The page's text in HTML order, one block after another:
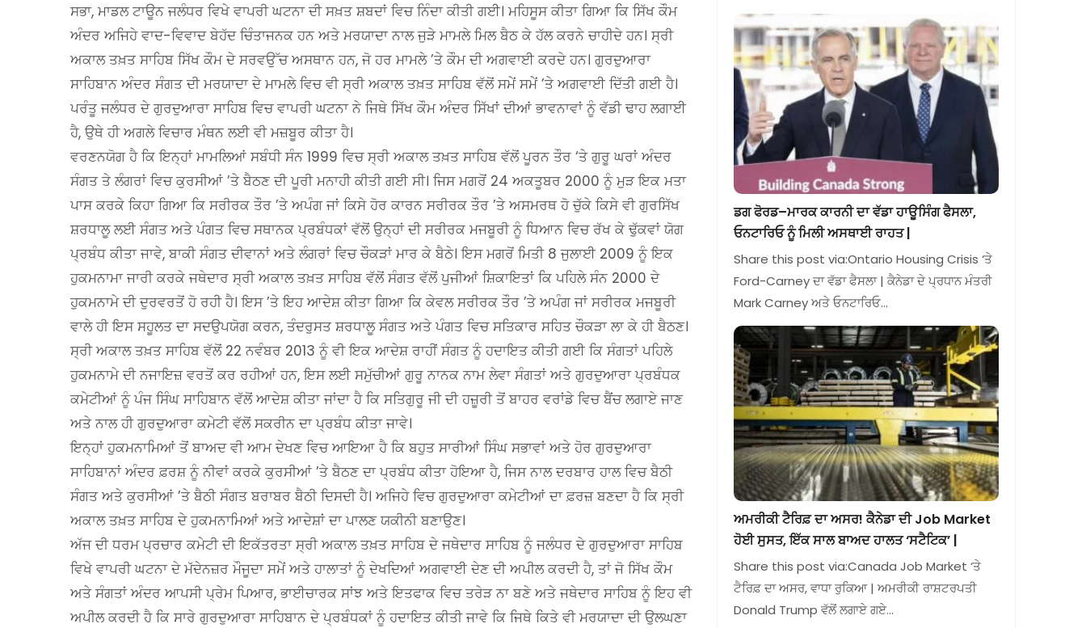
ਸਭਾ, ਮਾਡਲ ਟਾਊਨ ਜਲੰਧਰ ਵਿਖੇ ਵਾਪਰੀ ਘਟਨਾ ਦੀ ਸਖ਼ਤ ਸ਼ਬਦਾਂ ਵਿਚ ਨਿੰਦਾ ਕੀਤੀ ਗਈ। ਮਹਿਸੂਸ ਕੀਤਾ ਗਿਆ ਕਿ ਸਿੱਖ ਕੌਮ
ਅੰਦਰ ਅਜਿਹੇ ਵਾਦ-ਵਿਵਾਦ ਬੇਹੱਦ ਚਿੰਤਾਜਨਕ ਹਨ ਅਤੇ ਮਰਯਾਦਾ ਨਾਲ ਜੁੜੇ ਮਾਮਲੇ ਮਿਲ ਬੈਠ ਕੇ ਹੱਲ ਕਰਨੇ ਚਾਹੀਦੇ ਹਨ। ਸ੍ਰੀ
ਅਕਾਲ ਤਖ਼ਤ ਸਾਹਿਬ ਸਿੱਖ ਕੌਮ ਦੇ ਸਰਵਉੱਚ ਅਸਥਾਨ ਹਨ, ਜੋ ਹਰ ਮਾਮਲੇ ’ਤੇ ਕੌਮ ਦੀ ਅਗਵਾਈ ਕਰਦੇ ਹਨ। ਗੁਰਦੁਆਰਾ
ਸਾਹਿਬਾਨ ਅੰਦਰ ਸੰਗਤ ਦੀ ਮਰਯਾਦਾ ਦੇ ਮਾਮਲੇ ਵਿਚ ਵੀ ਸ੍ਰੀ ਅਕਾਲ ਤਖ਼ਤ ਸਾਹਿਬ ਵੱਲੋਂ ਸਮੇਂ ਸਮੇਂ ’ਤੇ ਅਗਵਾਈ ਦਿੱਤੀ ਗਈ ਹੈ।
ਪਰੰਤੂ ਜਲੰਧਰ ਦੇ ਗੁਰਦੁਆਰਾ ਸਾਹਿਬ ਵਿਚ ਵਾਪਰੀ ਘਟਨਾ ਨੇ ਜਿਥੇ ਸਿੱਖ ਕੌਮ ਅੰਦਰ ਸਿੱਖਾਂ ਦੀਆਂ ਭਾਵਨਾਵਾਂ ਨੂੰ ਵੱਡੀ ਢਾਹ ਲਗਾਈ
ਹੈ, ਉਥੇ ਹੀ ਅਗਲੇ ਵਿਚਾਰ ਮੰਥਨ ਲਈ ਵੀ ਮਜ਼ਬੂਰ ਕੀਤਾ ਹੈ।
ਵਰਣਨਯੋਗ ਹੈ ਕਿ ਇਨ੍ਹਾਂ ਮਾਮਲਿਆਂ ਸਬੰਧੀ ਸੰਨ 1999 ਵਿਚ ਸ੍ਰੀ ਅਕਾਲ ਤਖ਼ਤ ਸਾਹਿਬ ਵੱਲੋਂ ਪੂਰਨ ਤੌਰ ‘ਤੇ ਗੁਰੂ ਘਰਾਂ ਅੰਦਰ
ਸੰਗਤ ਤੇ ਲੰਗਰਾਂ ਵਿਚ ਕੁਰਸੀਆਂ ’ਤੇ ਬੈਠਣ ਦੀ ਪੂਰੀ ਮਨਾਹੀ ਕੀਤੀ ਗਈ ਸੀ। ਜਿਸ ਮਗਰੋਂ 24 ਅਕਤੂਬਰ 2000 ਨੂੰ ਮੁੜ ਇਕ ਮਤਾ
ਪਾਸ ਕਰਕੇ ਕਿਹਾ ਗਿਆ ਕਿ ਸਰੀਰਕ ਤੌਰ ’ਤੇ ਅਪੰਗ ਜਾਂ ਕਿਸੇ ਹੋਰ ਕਾਰਨ ਸਰੀਰਕ ਤੌਰ ’ਤੇ ਅਸਮਰਥ ਹੋ ਚੁੱਕੇ ਕਿਸੇ ਵੀ ਗੁਰਸਿੱਖ
ਸ਼ਰਧਾਲੂ ਲਈ ਸੰਗਤ ਅਤੇ ਪੰਗਤ ਵਿਚ ਸਥਾਨਕ ਪ੍ਰਬੰਧਕਾਂ ਵੱਲੋਂ ਉਨ੍ਹਾਂ ਦੀ ਸਰੀਰਕ ਮਜਬੂਰੀ ਨੂੰ ਧਿਆਨ ਵਿਚ ਰੱਖ ਕੇ ਢੁੱਕਵਾਂ ਯੋਗ
ਪ੍ਰਬੰਧ ਕੀਤਾ ਜਾਵੇ, ਬਾਕੀ ਸੰਗਤ ਦੀਵਾਨਾਂ ਅਤੇ ਲੰਗਰਾਂ ਵਿਚ ਚੌਕੜਾਂ ਮਾਰ ਕੇ ਬੈਠੇ। ਇਸ ਮਗਰੋਂ ਮਿਤੀ 8 ਜੁਲਾਈ 2009 ਨੂੰ ਇਕ
ਹੁਕਮਨਾਮਾ ਜਾਰੀ ਕਰਕੇ ਜਥੇਦਾਰ ਸ੍ਰੀ ਅਕਾਲ ਤਖ਼ਤ ਸਾਹਿਬ ਵੱਲੋਂ ਸੰਗਤ ਵੱਲੋਂ ਪੁਜੀਆਂ ਸ਼ਿਕਾਇਤਾਂ ਕਿ ਪਹਿਲੇ ਸੰਨ 2000 ਦੇ
ਹੁਕਮਨਾਮੇ ਦੀ ਦੁਰਵਰਤੋਂ ਹੋ ਰਹੀ ਹੈ। ਇਸ ’ਤੇ ਇਹ ਆਦੇਸ਼ ਕੀਤਾ ਗਿਆ ਕਿ ਕੇਵਲ ਸਰੀਰਕ ਤੌਰ ’ਤੇ ਅਪੰਗ ਜਾਂ ਸਰੀਰਕ ਮਜਬੂਰੀ
ਵਾਲੇ ਹੀ ਇਸ ਸਹੂਲਤ ਦਾ ਸਦਉਪਯੋਗ ਕਰਨ, ਤੰਦਰੁਸਤ ਸ਼ਰਧਾਲੂ ਸੰਗਤ ਅਤੇ ਪੰਗਤ ਵਿਚ ਸਤਿਕਾਰ ਸਹਿਤ ਚੌਕੜਾ ਲਾ ਕੇ ਹੀ ਬੈਠਣ।
ਸ੍ਰੀ ਅਕਾਲ ਤਖ਼ਤ ਸਾਹਿਬ ਵੱਲੋਂ 22 ਨਵੰਬਰ 2013 ਨੂੰ ਵੀ ਇਕ ਆਦੇਸ਼ ਰਾਹੀਂ ਸੰਗਤ ਨੂੰ ਹਦਾਇਤ ਕੀਤੀ ਗਈ ਕਿ ਸੰਗਤਾਂ ਪਹਿਲੇ
ਹੁਕਮਨਾਮੇ ਦੀ ਨਜਾਇਜ਼ ਵਰਤੋਂ ਕਰ ਰਹੀਆਂ ਹਨ, ਇਸ ਲਈ ਸਮੁੱਚੀਆਂ ਗੁਰੂ ਨਾਨਕ ਨਾਮ ਲੇਵਾ ਸੰਗਤਾਂ ਅਤੇ ਗੁਰਦੁਆਰਾ ਪ੍ਰਬੰਧਕ
ਕਮੇਟੀਆਂ ਨੂੰ ਪੰਜ ਸਿੰਘ ਸਾਹਿਬਾਨ ਵੱਲੋਂ ਆਦੇਸ਼ ਕੀਤਾ ਜਾਂਦਾ ਹੈ ਕਿ ਸਤਿਗੁਰੂ ਜੀ ਦੀ ਹਜ਼ੂਰੀ ਤੋਂ ਬਾਹਰ ਵਰਾਂਡੇ ਵਿਚ ਬੈਂਚ ਲਗਾਏ ਜਾਣ
ਅਤੇ ਨਾਲ ਹੀ ਗੁਰਦੁਆਰਾ ਕਮੇਟੀ ਵੱਲੋਂ ਸਕਰੀਨ ਦਾ ਪ੍ਰਬੰਧ ਕੀਤਾ ਜਾਵੇ।
ਇਨ੍ਹਾਂ ਹੁਕਮਨਾਮਿਆਂ ਤੋਂ ਬਾਅਦ ਵੀ ਆਮ ਦੇਖਣ ਵਿਚ ਆਇਆ ਹੈ ਕਿ ਬਹੁਤ ਸਾਰੀਆਂ ਸਿੰਘ ਸਭਾਵਾਂ ਅਤੇ ਹੋਰ ਗੁਰਦੁਆਰਾ
ਸਾਹਿਬਾਨਾਂ ਅੰਦਰ ਫ਼ਰਸ਼ ਨੂੰ ਨੀਵਾਂ ਕਰਕੇ ਕੁਰਸੀਆਂ ’ਤੇ ਬੈਠਣ ਦਾ ਪ੍ਰਬੰਧ ਕੀਤਾ ਹੋਇਆ ਹੈ, ਜਿਸ ਨਾਲ ਦਰਬਾਰ ਹਾਲ ਵਿਚ ਬੈਠੀ
ਸੰਗਤ ਅਤੇ ਕੁਰਸੀਆਂ ’ਤੇ ਬੈਠੀ ਸੰਗਤ ਬਰਾਬਰ ਬੈਠੀ ਦਿਸਦੀ ਹੈ। ਅਜਿਹੇ ਵਿਚ ਗੁਰਦੁਆਰਾ ਕਮੇਟੀਆਂ ਦਾ ਫ਼ਰਜ਼ ਬਣਦਾ ਹੈ ਕਿ ਸ੍ਰੀ
ਅਕਾਲ ਤਖ਼ਤ ਸਾਹਿਬ ਦੇ ਹੁਕਮਨਾਮਿਆਂ ਅਤੇ ਆਦੇਸ਼ਾਂ ਦਾ ਪਾਲਣ ਯਕੀਨੀ ਬਣਾਉਣ।
ਅੱਜ ਦੀ ਧਰਮ ਪ੍ਰਚਾਰ ਕਮੇਟੀ ਦੀ ਇਕੱਤਰਤਾ ਸ੍ਰੀ ਅਕਾਲ ਤਖ਼ਤ ਸਾਹਿਬ ਦੇ ਜਥੇਦਾਰ ਸਾਹਿਬ ਨੂੰ ਜਲੰਧਰ ਦੇ ਗੁਰਦੁਆਰਾ ਸਾਹਿਬ
ਵਿਖੇ ਵਾਪਰੀ ਘਟਨਾ ਦੇ ਮੱਦੇਨਜ਼ਰ ਮੌਜੂਦਾ ਸਮੇਂ ਅਤੇ ਹਾਲਾਤਾਂ ਨੂੰ ਦੇਖਦਿਆਂ ਅਗਵਾਈ ਦੇਣ ਦੀ ਅਪੀਲ ਕਰਦੀ ਹੈ, ਤਾਂ ਜੋ ਸਿੱਖ ਕੌਮ
ਅਤੇ ਸੰਗਤਾਂ ਅੰਦਰ ਆਪਸੀ ਪ੍ਰੇਮ ਪਿਆਰ, ਭਾਈਚਾਰਕ ਸਾਂਝ ਅਤੇ ਇਤਫਾਕ ਵਿਚ ਤਰੇੜ ਨਾ ਬਣੇ ਅਤੇ ਜਥੇਦਾਰ ਸਾਹਿਬ ਨੂੰ ਇਹ ਵੀ
ਅਪੀਲ ਕਰਦੀ ਹੈ ਕਿ ਸਾਰੇ ਗੁਰਦੁਆਰਾ ਸਾਹਿਬਾਨ ਦੇ ਪ੍ਰਬੰਧਕਾਂ ਨੂੰ ਹਦਾਇਤ ਕੀਤੀ ਜਾਵੇ ਕਿ ਜਿਥੇ ਕਿਤੇ ਵੀ ਮਰਯਾਦਾ ਦੀ ਉਲਘਣਾ
ਡਗ ਫੋਰਡ–ਮਾਰਕ ਕਾਰਨੀ ਦਾ ਵੱਡਾ ਹਾਊਸਿੰਗ ਫੈਸਲਾ,
ਓਨਟਾਰਿਓ ਨੂੰ ਮਿਲੀ ਅਸਥਾਈ ਰਾਹਤ |
Share this post via:Ontario Housing Crisis ‘ਤੇ
Ford-Carney ਦਾ ਵੱਡਾ ਫੈਸਲਾ | ਕੈਨੇਡਾ ਦੇ ਪ੍ਰਧਾਨ ਮੰਤਰੀ
Mark Carney ਅਤੇ ਓਨਟਾਰਿਓ…
ਅਮਰੀਕੀ ਟੈਰਿਫ਼ ਦਾ ਅਸਰ! ਕੈਨੇਡਾ ਦੀ Job Market
ਹੋਈ ਸੁਸਤ, ਇੱਕ ਸਾਲ ਬਾਅਦ ਹਾਲਤ ‘ਸਟੈਟਿਕ’ |
Share this post via:Canada Job Market ‘ਤੇ
ਟੈਰਿਫ਼ ਦਾ ਅਸਰ, ਵਾਧਾ ਰੁਕਿਆ | ਅਮਰੀਕੀ ਰਾਸ਼ਟਰਪਤੀ
Donald Trump ਵੱਲੋਂ ਲਗਾਏ ਗਏ…